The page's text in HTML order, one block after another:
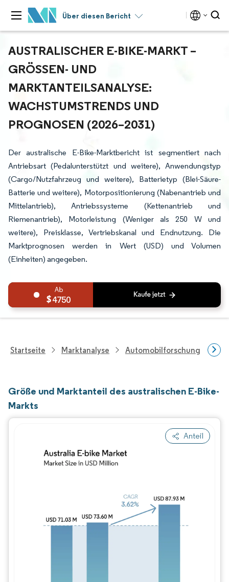
Über diesen Bericht
AUSTRALISCHER E-BIKE-MARKT –
GRÖSSEN- UND M
ARKTANTEILSANALYSE: W
ACHSTUMSTRENDS UND P
ROGNOSEN (2026–2031)
Der australische E-Bike-Marktbericht ist segmentiert nach
Antriebsart (Pedalunterstützt und weitere), Anwendungstyp
(Cargo/Nutzfahrzeug und weitere), Batterietyp (Blei-Säure-
Batterie und weitere), Motorpositionierung (Nabenantrieb und
Mittelantrieb), Antriebssysteme (Kettenantrieb und
Riemenantrieb), Motorleistung (Weniger als 250 W und
weitere), Preisklasse, Vertriebskanal und Endnutzung. Die
Marktprognosen werden in Wert (USD) und Volumen
(Einheiten) angegeben.
4750
Startseite Marktanalyse Automobilforschung
Größe und Marktanteil des australischen E-Bike-
Markts
Anteil